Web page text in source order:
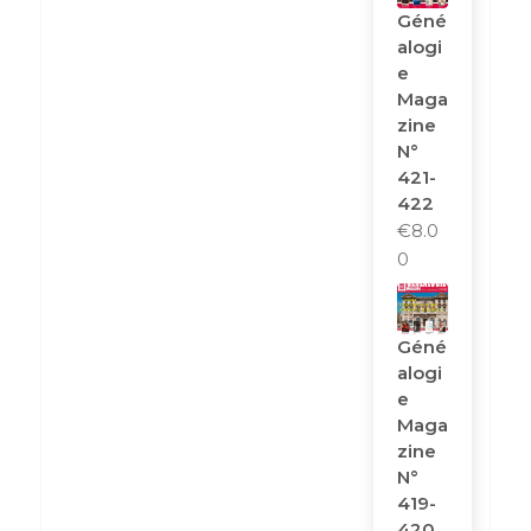
Géné
Alogi
E
Maga
Zine
N°
421-
422
€8.0
0
Géné
Alogi
E
Maga
Zine
N°
419-